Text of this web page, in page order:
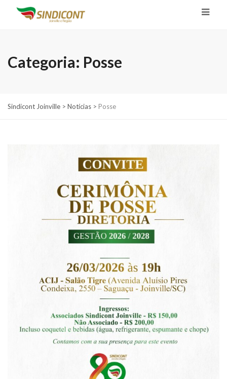
Categoria: Posse
Sindicont Joinville > Notícias > Posse